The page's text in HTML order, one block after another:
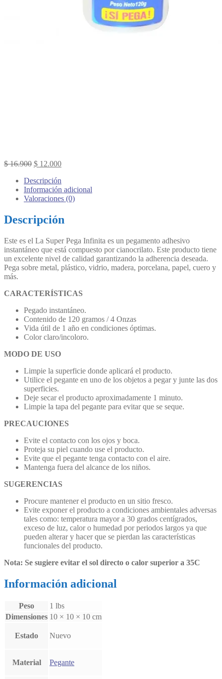
$16.900 Original
was:
$ 16.900.
$ 12.000Current
is:
$ 12.000.
Descripción
Información adicional
Valoraciones (0)
Descripción
Este es el La Super Pega Infinita es un pegamento adhesivo
instantáneo que está compuesto por cianocrilato. Este producto tiene
un excelente nivel de calidad garantizando la adherencia deseada.
Pega sobre metal, plástico, vidrio, madera, porcelana, papel, cuero y
más.
CARACTERÍSTICAS
Pegado instantáneo.
Contenido de 120 gramos / 4 Onzas
Vida útil de 1 año en condiciones óptimas.
Color claro/incoloro.
MODO DE USO
Limpie la superficie donde aplicará el producto.
Utilice el pegante en uno de los objetos a pegar y junte las dos
superficies.
Deje secar el producto aproximadamente 1 minuto.
Limpie la tapa del pegante para evitar que se seque.
PRECAUCIONES
Evite el contacto con los ojos y boca.
Proteja su piel cuando use el producto.
Evite que el pegante tenga contacto con el aire.
Mantenga fuera del alcance de los niños.
SUGERENCIAS
Procure mantener el producto en un sitio fresco.
Evite exponer el producto a condiciones ambientales adversas
tales como: temperatura mayor a 30 grados centígrados,
exceso de luz, calor o humedad por periodos largos ya que
pueden alterar y hacer que se pierdan las características
funcionales del producto.
Nota: Se sugiere evitar el sol directo o calor superior a 35C
Información adicional
Peso
1 lbs
Dimensiones 10 × 10 × 10 cm
Estado Nuevo
Material Pegante